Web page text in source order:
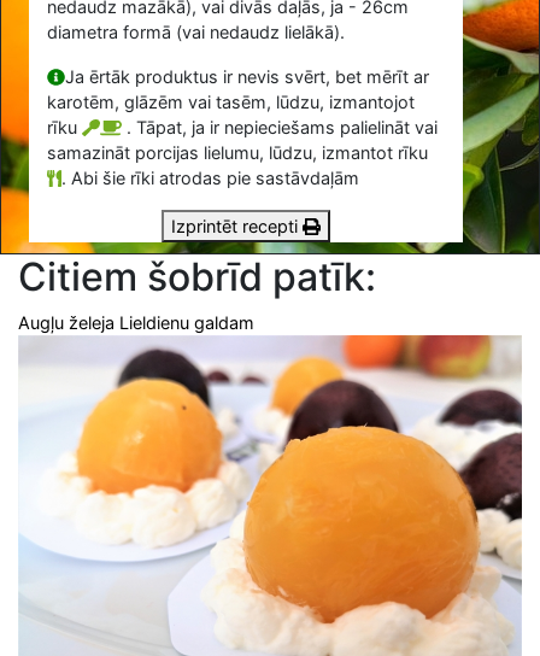
nedaudz mazākā), vai divās daļās, ja - 26cm
diametra formā (vai nedaudz lielākā).
Ja ērtāk produktus ir nevis svērt, bet mērīt ar
karotēm, glāzēm vai tasēm, lūdzu, izmantojot
rīku
. Tāpat, ja ir nepieciešams palielināt vai
samazināt porcijas lielumu, lūdzu, izmantot rīku
. Abi šie rīki atrodas pie sastāvdaļām
Izprintēt recepti
Citiem šobrīd patīk:
Augļu želeja Lieldienu galdam